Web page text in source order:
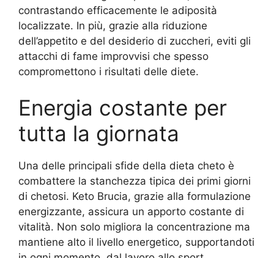
contrastando efficacemente le adiposità
localizzate. In più, grazie alla riduzione
dell’appetito e del desiderio di zuccheri, eviti gli
attacchi di fame improvvisi che spesso
compromettono i risultati delle diete.
Energia costante per
tutta la giornata
Una delle principali sfide della dieta cheto è
combattere la stanchezza tipica dei primi giorni
di chetosi. Keto Brucia, grazie alla formulazione
energizzante, assicura un apporto costante di
vitalità. Non solo migliora la concentrazione ma
mantiene alto il livello energetico, supportandoti